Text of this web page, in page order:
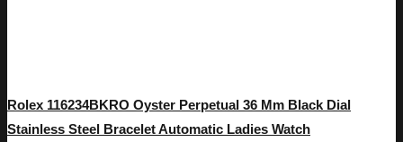
Rolex 116234BKRO Oyster Perpetual 36 Mm Black Dial
Stainless Steel Bracelet Automatic Ladies Watch